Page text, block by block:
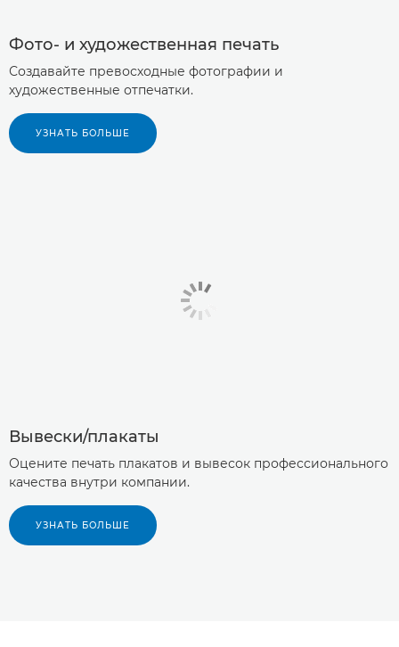
Фото- и художественная печать
Создавайте превосходные фотографии и
художественные отпечатки.
УЗНАТЬ БОЛЬШЕ
Вывески/плакаты
Оцените печать плакатов и вывесок профессионального
качества внутри компании.
УЗНАТЬ БОЛЬШЕ